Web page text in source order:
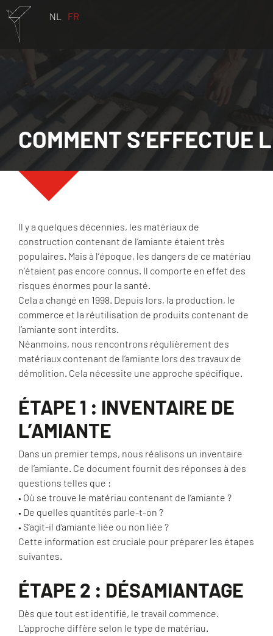
NL FR
COMMENT
Il y a quelques décennies, les matériaux de
construction contenant de l’amiante étaient très
populaires. Mais à l’époque, les dangers de ce matériau
n’étaient pas encore connus. Il comporte en effet des
risques énormes pour la santé.
Cela a changé en 1998. Depuis lors, la production, le
commerce et la réutilisation de produits contenant de
l’amiante sont interdits.
Néanmoins, nous rencontrons régulièrement des
matériaux contenant de l’amiante lors des travaux de
démolition. Cela nécessite une approche spécifique.
ÉTAPE 1 : INVENTAIRE DE
L’AMIANTE
Dans un premier temps, nous réalisons un inventaire
de l’amiante. Ce document fournit des réponses à des
questions telles que :
• Où se trouve le matériau contenant de l’amiante ?
• De quelles quantités parle-t-on ?
• S’agit-il d’amiante liée ou non liée ?
Cette information est cruciale pour préparer les étapes
suivantes.
ÉTAPE 2 : DÉSAMIANTAGE
Dès que tout est identifié, le travail commence.
L’approche diffère selon le type de matériau.